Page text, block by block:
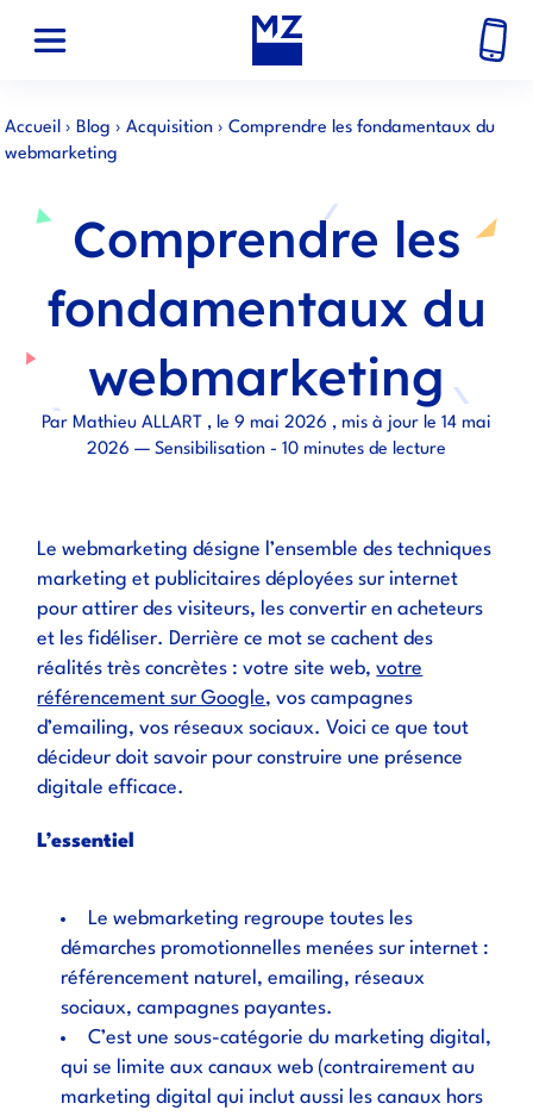
Accueil ›Blog ›Acquisition ›Comprendre les fondamentaux du
webmarketing
Comprendre les
fondamentaux du
webmarketing
Par Mathieu ALLART , le 9 mai 2026 , mis à jour le 14 mai
2026 — Sensibilisation - 10 minutes de lecture
Le webmarketing désigne l’ensemble des techniques
marketing et publicitaires déployées sur internet
pour attirer des visiteurs, les convertir en acheteurs
et les fidéliser. Derrière ce mot se cachent des
réalités très concrètes : votre site web,votre
référencement sur Google, vos campagnes
d’emailing, vos réseaux sociaux. Voici ce que tout
décideur doit savoir pour construire une présence
digitale efficace.
L’essentiel
Le webmarketing regroupe toutes les
démarches promotionnelles menées sur internet :
référencement naturel, emailing, réseaux
sociaux, campagnes payantes.
C’est une sous-catégorie du marketing digital,
qui se limite aux canaux web (contrairement au
marketing digital qui inclut aussi les canaux hors